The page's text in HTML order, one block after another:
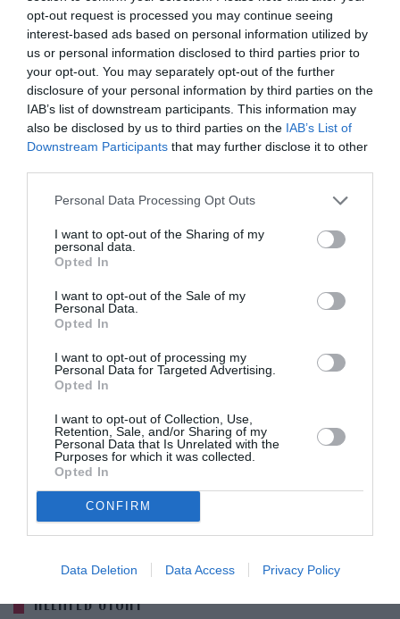
opt-out request is processed you may continue seeing
interest-based ads based on personal information utilized by
us or personal information disclosed to third parties prior to
your opt-out. You may separately opt-out of the further
disclosure of your personal information by third parties on the
IAB’s list of downstream participants. This information may
also be disclosed by us to third parties on the IAB’s List of
Downstream Participants that may further disclose it to other
Personal Data Processing Opt Outs
I want to opt-out of the Sharing of my
personal data.
Opted In
I want to opt-out of the Sale of my
Personal Data.
Opted In
I want to opt-out of processing my
Personal Data for Targeted Advertising.
Opted In
I want to opt-out of Collection, Use,
Retention, Sale, and/or Sharing of my
Personal Data that Is Unrelated with the
Purposes for which it was collected.
Opted In
CONFIRM
Data Deletion Data Access Privacy Policy
Σαββατοκύριακο1 και 2 Απριλίου
2023, ώρα
10:30 -15:00, Κέντρο ΓΑΙΑ, Όθωνος 100,
Κηφισιά
ΕΙΣΟΔΟΣ ΕΛΕΥΘΕΡΗ(Υπάρχει χώρος
στάθμευσης)
Κυριακή 2/4, στις 11:00 και στις 12:30, με 5€
παρουσιάσει το παραμύθι «Είπε ο Κήπος» της
Αργυρώς Πιπίνη. Εικονογράφηση Ίρις Σαμαρτζή,
Εκδόσεις Πατάκη
ADVERTISEMENT - CONTINUE READING BELOW
RELATED STORY